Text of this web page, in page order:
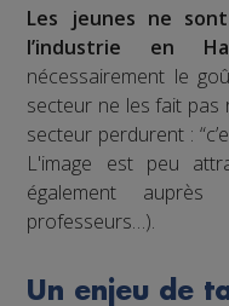
Les jeunes ne
l’industrie en
nécessairement le
secteur ne les fait pas
secteur perdurent :
L'image est peu
également
professeurs…).
Un enjeu de